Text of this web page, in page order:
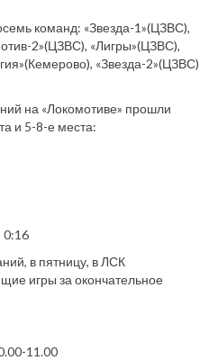
команд: «Звезда-1»(ЦЗВС),
2»(ЦЗВС), «Лигры»(ЦЗВС),
«Звезда-2»(ЦЗВС)
на «Локомотиве» прошли
и 5-8-е места:
0:16
в пятницу, в ЛСК
игры за окончательное
11.00